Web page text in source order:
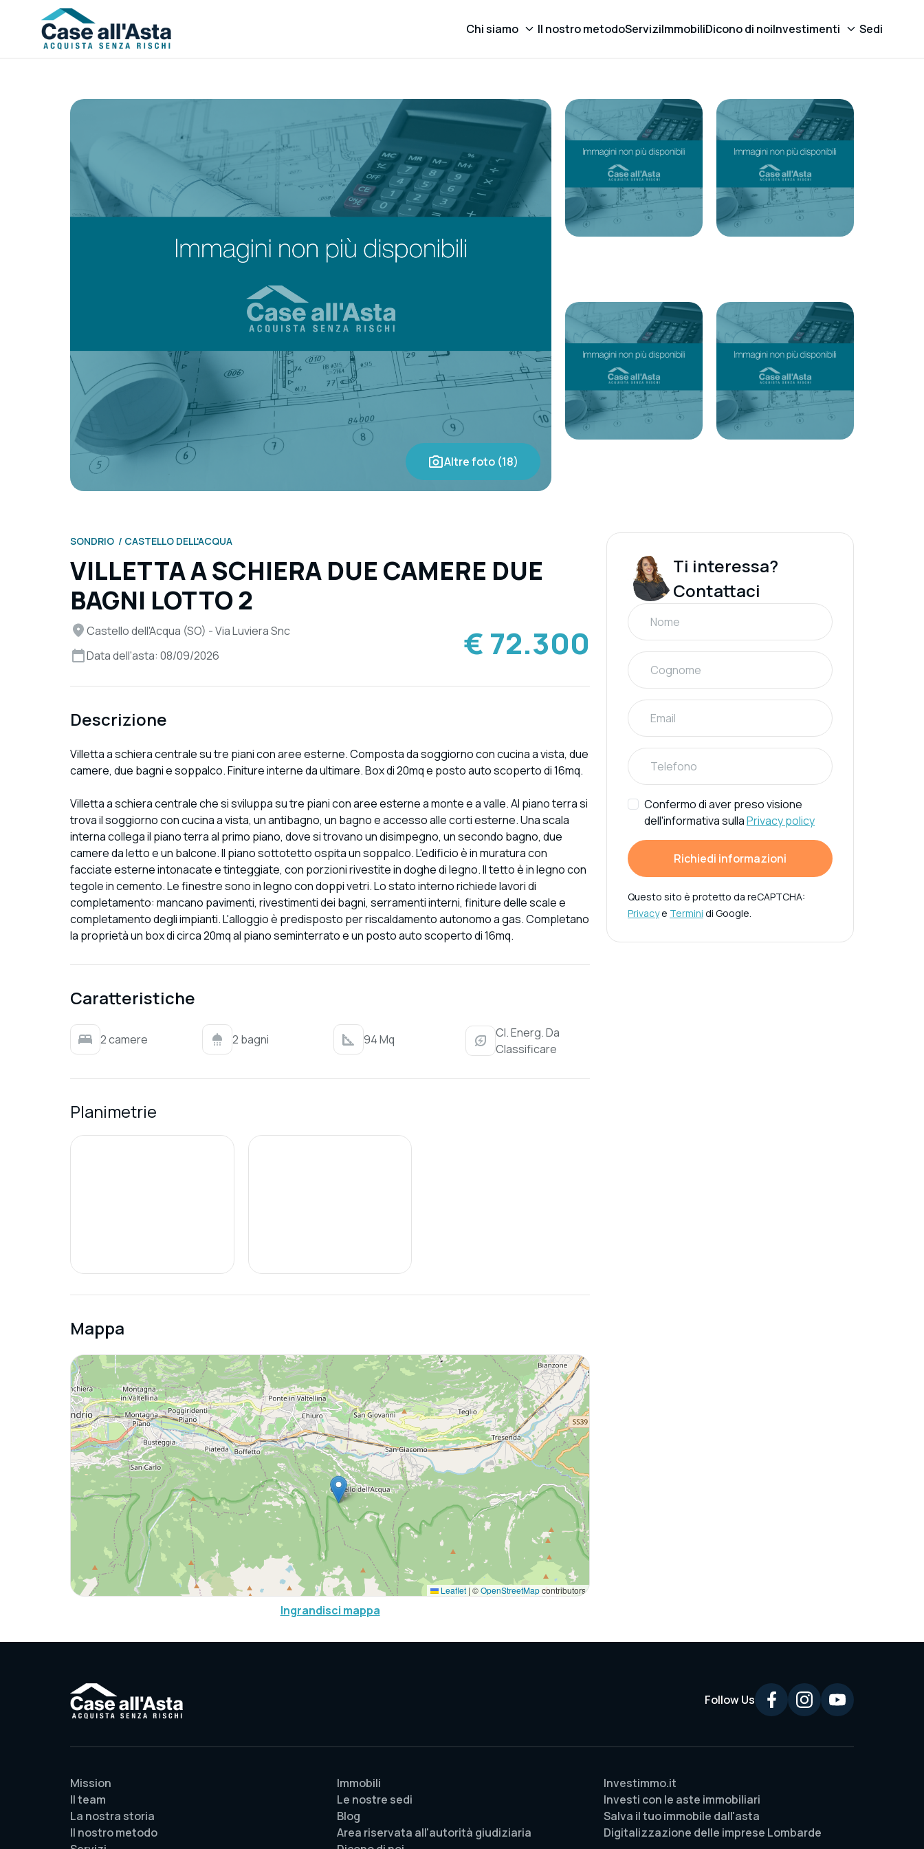
Chi siamo Il nostro metodoServiziImmobiliDicono di noiInvestimenti Sedi
Altre foto (18)
SONDRIO CASTELLO DELL'ACQUA
VILLETTA A SCHIERA DUE CAMERE DUE
BAGNI LOTTO 2
Castello dell'Acqua (SO) - Via Luviera Snc
Data dell'asta: 08/09/2026
€ 72.300
Descrizione
Villetta a schiera centrale su tre piani con aree esterne. Composta da soggiorno con cucina a vista, due
camere, due bagni e soppalco. Finiture interne da ultimare. Box di 20mq e posto auto scoperto di 16mq.
Villetta a schiera centrale che si sviluppa su tre piani con aree esterne a monte e a valle. Al piano terra si
trova il soggiorno con cucina a vista, un antibagno, un bagno e accesso alle corti esterne. Una scala
interna collega il piano terra al primo piano, dove si trovano un disimpegno, un secondo bagno, due
camere da letto e un balcone. Il piano sottotetto ospita un soppalco. L'edificio è in muratura con
facciate esterne intonacate e tinteggiate, con porzioni rivestite in doghe di legno. Il tetto è in legno con
tegole in cemento. Le finestre sono in legno con doppi vetri. Lo stato interno richiede lavori di
completamento: mancano pavimenti, rivestimenti dei bagni, serramenti interni, finiture delle scale e
completamento degli impianti. L'alloggio è predisposto per riscaldamento autonomo a gas. Completano
la proprietà un box di circa 20mq al piano seminterrato e un posto auto scoperto di 16mq.
Caratteristiche
2 camere 2 bagni 94 Mq
Cl. Energ. Da
Classificare
Planimetrie
Mappa
Leaflet | ©OpenStreetMapcontributors
Ingrandisci mappa
Ti interessa?
Contattaci
Confermo di aver preso visione
dell'informativa sullaPrivacy policy
Richiedi informazioni
Questo sito è protetto da reCAPTCHA:
Privacye Termini di Google.
Follow Us
Mission
Il team
La nostra storia
Il nostro metodo
Immobili
Le nostre sedi
Blog
Area riservata all'autorità giudiziaria
Investimmo.it
Investi con le aste immobiliari
Salva il tuo immobile dall'asta
Digitalizzazione delle imprese Lombarde